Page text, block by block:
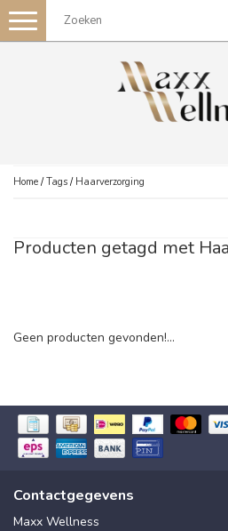
Toggle
navigation
Home /Tags / Haarverzorging
Producten getagd met
Geen producten gevonden!...
Contactgegevens
Maxx Wellness